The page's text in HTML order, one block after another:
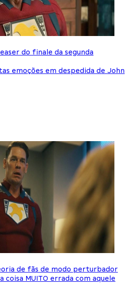
do finale da segunda
emoções em despedida de John
de fãs de modo perturbador
coisa MUITO errada com aquele